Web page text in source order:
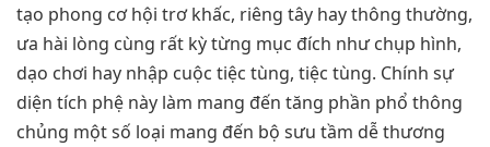
tạo phong cơ hội trơ khấc, riêng tây hay thông thường,
ưa hài lòng cùng rất kỳ từng mục đích như chụp hình,
dạo chơi hay nhập cuộc tiệc tùng, tiệc tùng. Chính sự
diện tích phệ này làm mang đến tăng phần phổ thông
chủng một số loại mang đến bộ sưu tầm dễ thương